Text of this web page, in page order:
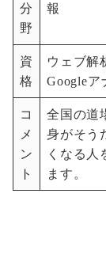
分
野
報
資
格
ウェブ解
Googleア
コ
メ
ン
ト
全国の道
身がそう
くなる人
ます。